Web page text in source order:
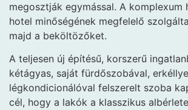
megosztják egymással. A komplexum
hotel minőségének megfelelő
majd a beköltözőket.
A teljesen új építésű, korszerű
kétágyas, saját fürdőszobával,
légkondicionálóval felszerelt szoba
cél, hogy a lakók a klasszikus